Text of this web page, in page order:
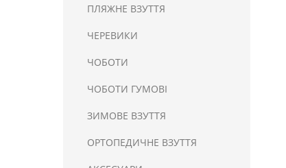
ПЛЯЖНЕ ВЗУТТЯ
ЧЕРЕВИКИ
ЧОБОТИ
ЧОБОТИ ГУМОВІ
ЗИМОВЕ ВЗУТТЯ
ОРТОПЕДИЧНЕ ВЗУТТЯ